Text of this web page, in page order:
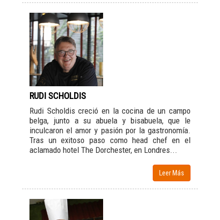
RUDI SCHOLDIS
Rudi Scholdis creció en la cocina de un campo
belga, junto a su abuela y bisabuela, que le
inculcaron el amor y pasión por la gastronomía.
Tras un exitoso paso como head chef en el
aclamado hotel The Dorchester, en Londres...
Leer Más